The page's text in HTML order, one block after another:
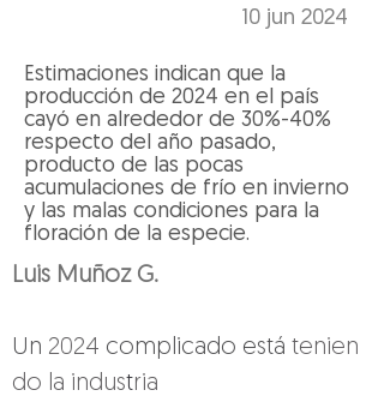
10 jun 2024
Estimaciones indican que la
producción de 2024 en el país
cayó en alrededor de 30%-40%
respecto del año pasado,
producto de las pocas
acumulaciones de frío en invierno
y las malas condiciones para la
floración de la especie.
Luis Muñoz G.
Un 2024 complicado está tenien
do la industria